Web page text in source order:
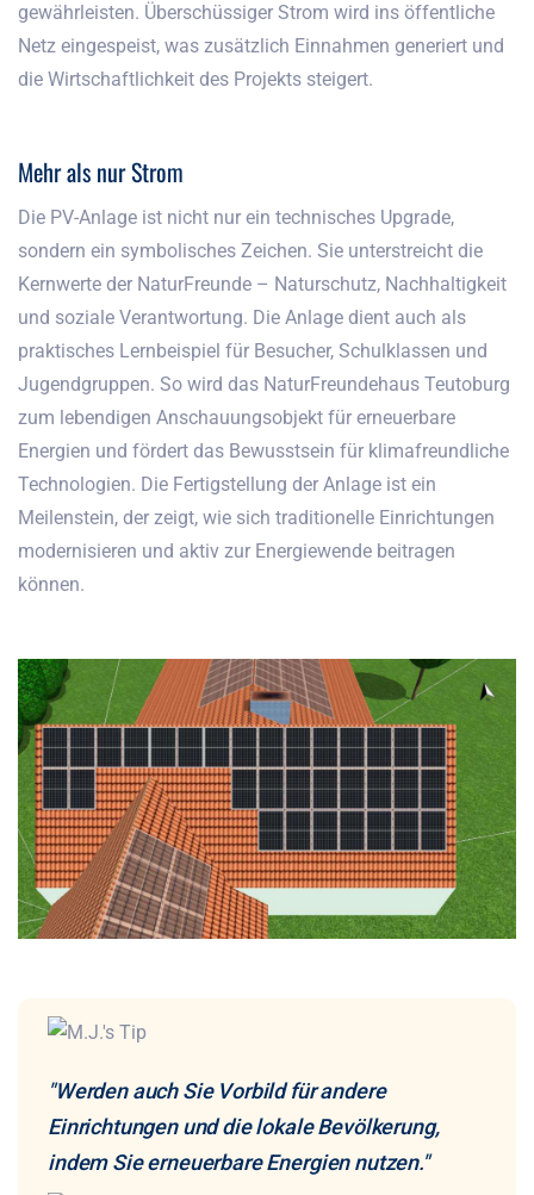
gewährleisten. Überschüssiger Strom wird ins öffentliche
Netz eingespeist, was zusätzlich Einnahmen generiert und
die Wirtschaftlichkeit des Projekts steigert.
Mehr als nur Strom
Die PV-Anlage ist nicht nur ein technisches Upgrade,
sondern ein symbolisches Zeichen. Sie unterstreicht die
Kernwerte der NaturFreunde – Naturschutz, Nachhaltigkeit
und soziale Verantwortung. Die Anlage dient auch als
praktisches Lernbeispiel für Besucher, Schulklassen und
Jugendgruppen. So wird das NaturFreundehaus Teutoburg
zum lebendigen Anschauungsobjekt für erneuerbare
Energien und fördert das Bewusstsein für klimafreundliche
Technologien. Die Fertigstellung der Anlage ist ein
Meilenstein, der zeigt, wie sich traditionelle Einrichtungen
modernisieren und aktiv zur Energiewende beitragen
können.
"Werden auch Sie Vorbild für andere
Einrichtungen und die lokale Bevölkerung,
indem Sie erneuerbare Energien nutzen."